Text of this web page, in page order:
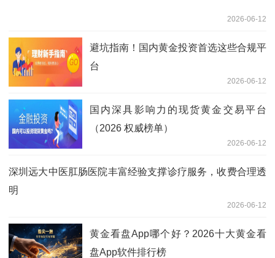
2026-06-12
避坑指南！国内黄金投资首选这些合规平
台
2026-06-12
国内深具影响力的现货黄金交易平台
（2026 权威榜单）
2026-06-12
深圳远大中医肛肠医院丰富经验支撑诊疗服务，收费合理透
明
2026-06-12
黄金看盘App哪个好？2026十大黄金看
盘App软件排行榜